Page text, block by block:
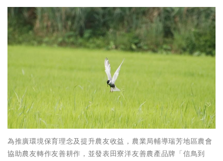
為推廣環境保育理念及提升農友收益，農業局輔導瑞芳地區農會
協助農友轉作友善耕作，並發表田寮洋友善農產品牌「信鳥到